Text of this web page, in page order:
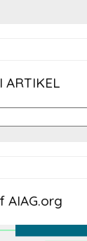
ARTIKEL
AIAG.org